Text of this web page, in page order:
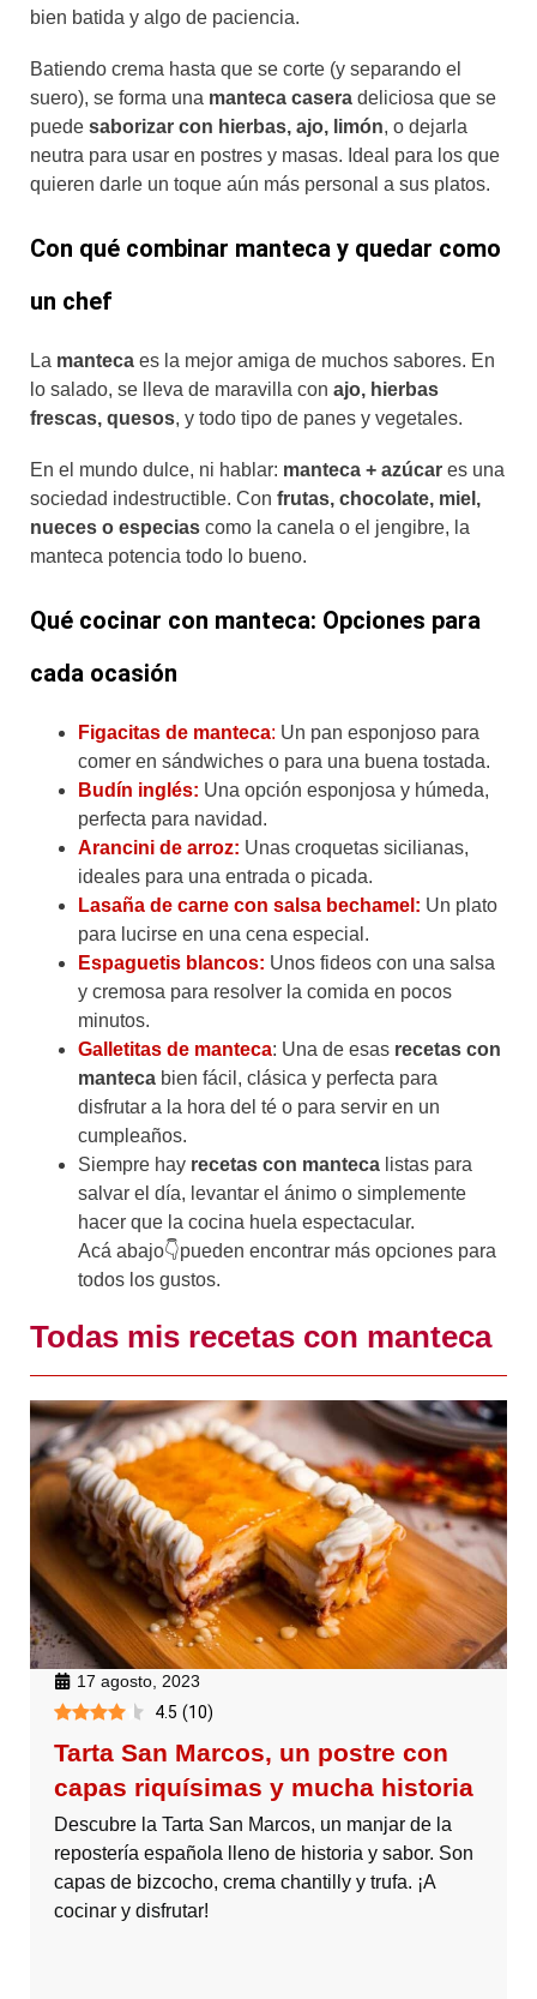
bien batida y algo de paciencia.
Batiendo crema hasta que se corte (y separando el
suero), se forma una manteca casera deliciosa que se
puede saborizar con hierbas, ajo, limón, o dejarla
neutra para usar en postres y masas. Ideal para los que
quieren darle un toque aún más personal a sus platos.
Con qué combinar manteca y quedar como
un chef
La manteca es la mejor amiga de muchos sabores. En
lo salado, se lleva de maravilla con ajo, hierbas
frescas, quesos, y todo tipo de panes y vegetales.
En el mundo dulce, ni hablar: manteca + azúcar es una
sociedad indestructible. Con frutas, chocolate, miel,
nueces o especias como la canela o el jengibre, la
manteca potencia todo lo bueno.
Qué cocinar con manteca: Opciones para
cada ocasión
Figacitas de manteca: Un pan esponjoso para
comer en sándwiches o para una buena tostada.
Budín inglés: Una opción esponjosa y húmeda,
perfecta para navidad.
Arancini de arroz: Unas croquetas sicilianas,
ideales para una entrada o picada.
Lasaña de carne con salsa bechamel: Un plato
para lucirse en una cena especial.
Espaguetis blancos: Unos fideos con una salsa
y cremosa para resolver la comida en pocos
minutos.
Galletitas de manteca: Una de esas recetas con
manteca bien fácil, clásica y perfecta para
disfrutar a la hora del té o para servir en un
cumpleaños.
Siempre hay recetas con manteca listas para
salvar el día, levantar el ánimo o simplemente
hacer que la cocina huela espectacular.
Acá abajo👇pueden encontrar más opciones para
todos los gustos.
Todas mis recetas con manteca
17 agosto, 2023
4.5 (10)
Tarta San Marcos, un postre con
capas riquísimas y mucha historia
Descubre la Tarta San Marcos, un manjar de la
repostería española lleno de historia y sabor. Son
capas de bizcocho, crema chantilly y trufa. ¡A
cocinar y disfrutar!